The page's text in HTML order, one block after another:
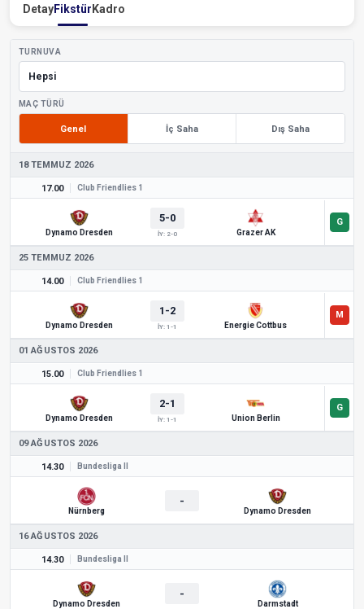
DetayFikstür Kadro
TURNUVA
MAÇ TÜRÜ
Genel İç Saha Dış Saha
18 TEMMUZ 2026
17.00 Club Friendlies 1
Dynamo Dresden
5-0
İY: 2-0 Grazer AK
25 TEMMUZ 2026
14.00 Club Friendlies 1
Dynamo Dresden
1-2
İY: 1-1 Energie Cottbus
01 AĞUSTOS 2026
15.00 Club Friendlies 1
Dynamo Dresden
2-1
İY: 1-1 Union Berlin
09 AĞUSTOS 2026
14.30 Bundesliga II
Nürnberg
-
Dynamo Dresden
16 AĞUSTOS 2026
14.30 Bundesliga II
Dynamo Dresden
-
Darmstadt